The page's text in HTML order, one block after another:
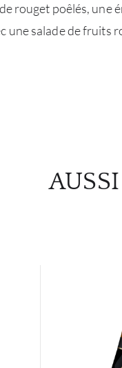
rouget poêlés, une
une salade de fruits